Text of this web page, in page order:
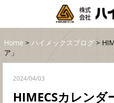
Home>ハイメックスブログ>
ア」
2024/04/03
HIMECSカレンダ